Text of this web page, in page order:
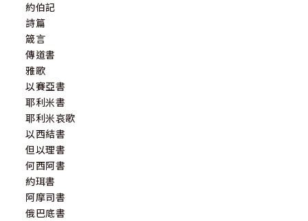
約伯記
詩篇
箴言
傳道書
雅歌
以賽亞書
耶利米書
耶利米哀歌
以西結書
但以理書
何西阿書
約珥書
阿摩司書
俄巴底書